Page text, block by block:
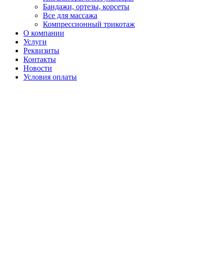
Бандажи, ортезы, корсеты
Все для массажа
Компрессионный трикотаж
О компании
Услуги
Реквизиты
Контакты
Новости
Условия оплаты